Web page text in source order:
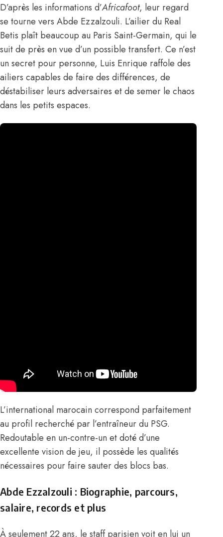
D’après les informations d’Africafoot, leur regard
se tourne vers Abde Ezzalzouli. L’ailier du Real
Betis plaît beaucoup au Paris Saint-Germain, qui le
suit de près en vue d’un possible transfert. Ce n’est
un secret pour personne, Luis Enrique raffole des
ailiers capables de faire des différences, de
déstabiliser leurs adversaires et de semer le chaos
dans les petits espaces.
L’international marocain correspond parfaitement
au profil recherché par l’entraîneur du PSG.
Redoutable en un-contre-un et doté d’une
excellente vision de jeu, il possède les qualités
nécessaires pour faire sauter des blocs bas.
Abde Ezzalzouli : Biographie, parcours,
salaire, records et plus
À seulement 22 ans, le staff parisien voit en lui un